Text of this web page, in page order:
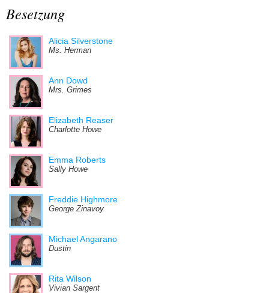
Besetzung
Alicia Silverstone
Ms. Herman
Ann Dowd
Mrs. Grimes
Elizabeth Reaser
Charlotte Howe
Emma Roberts
Sally Howe
Freddie Highmore
George Zinavoy
Michael Angarano
Dustin
Rita Wilson
Vivian Sargent